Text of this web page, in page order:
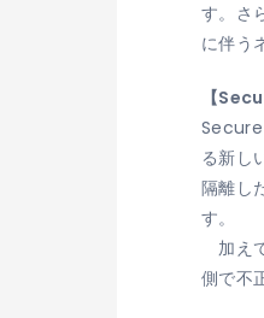
す。さ
に伴う
【
Secure
る新し
隔離し
す。
加え
側で不